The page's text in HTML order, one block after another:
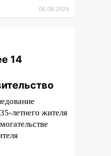
06.08.2026
14
летнего жителя